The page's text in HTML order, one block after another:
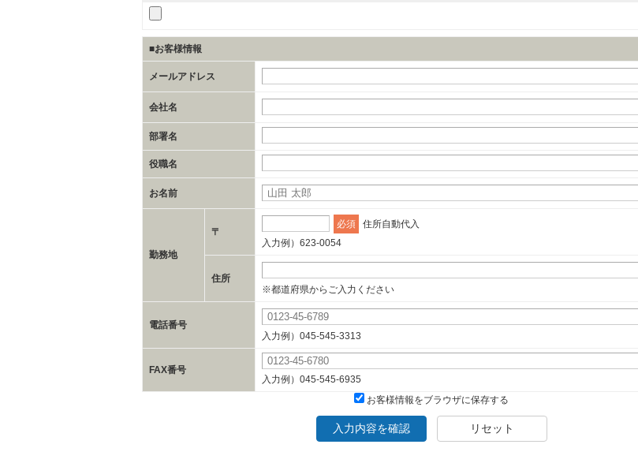
■お客様情報
メールアドレス
会社名
部署名
役職名
お名前
勤務地
〒
必須
住所自動代入
入力例）623-0054
住所
※都道府県からご入力ください
電話番号
入力例）045-545-3313
FAX番号
入力例）045-545-6935
お客様情報をブラウザに保存する
入力内容を確認 リセット